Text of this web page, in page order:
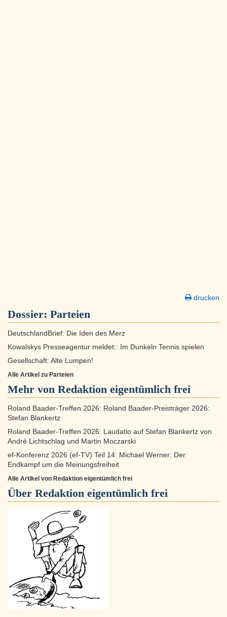
drucken
Dossier: Parteien
DeutschlandBrief: Die Iden des Merz
Kowalskys Presseagentur meldet:: Im Dunkeln Tennis spielen
Gesellschaft: Alte Lumpen!
Alle Artikel zu Parteien
Mehr von Redaktion eigentümlich frei
Roland Baader-Treffen 2026: Roland Baader-Preisträger 2026:
Stefan Blankertz
Roland Baader-Treffen 2026: Laudatio auf Stefan Blankertz von
André Lichtschlag und Martin Moczarski
ef-Konferenz 2026 (ef-TV) Teil 14: Michael Werner: Der
Endkampf um die Meinungsfreiheit
Alle Artikel von Redaktion eigentümlich frei
Über Redaktion eigentümlich frei